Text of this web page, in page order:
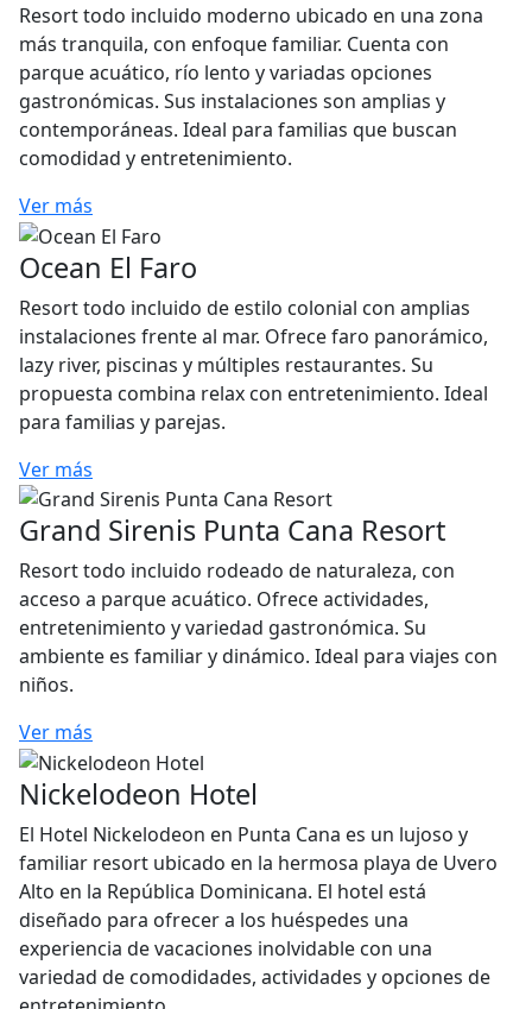
Resort todo incluido moderno ubicado en una zona
más tranquila, con enfoque familiar. Cuenta con
parque acuático, río lento y variadas opciones
gastronómicas. Sus instalaciones son amplias y
contemporáneas. Ideal para familias que buscan
comodidad y entretenimiento.
Ver más
Ocean El Faro
Resort todo incluido de estilo colonial con amplias
instalaciones frente al mar. Ofrece faro panorámico,
lazy river, piscinas y múltiples restaurantes. Su
propuesta combina relax con entretenimiento. Ideal
para familias y parejas.
Ver más
Grand Sirenis Punta Cana Resort
Resort todo incluido rodeado de naturaleza, con
acceso a parque acuático. Ofrece actividades,
entretenimiento y variedad gastronómica. Su
ambiente es familiar y dinámico. Ideal para viajes con
niños.
Ver más
Nickelodeon Hotel
El Hotel Nickelodeon en Punta Cana es un lujoso y
familiar resort ubicado en la hermosa playa de Uvero
Alto en la República Dominicana. El hotel está
diseñado para ofrecer a los huéspedes una
experiencia de vacaciones inolvidable con una
variedad de comodidades, actividades y opciones de